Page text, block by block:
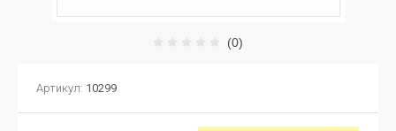
(0)
Артикул: 10299